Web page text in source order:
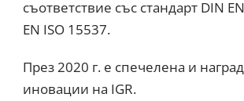
съответствие със стандарт DIN
EN ISO 15537.
През 2020 г. е спечелена и
иновации на IGR.